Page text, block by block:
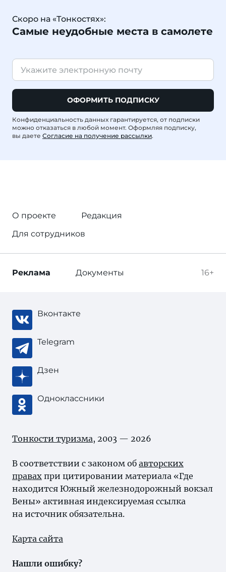
Скоро на «Тонкостях»:
Самые неудобные места в самолете
ОФОРМИТЬ ПОДПИСКУ
Конфиденциальность данных гарантируется, от подписки
можно отказаться в любой момент. Оформляя подписку,
вы даете Согласие на получение рассылки.
О проекте
Редакция
Для сотрудников
16+
Реклама Документы
Вконтакте
Telegram
Дзен
Одноклассники
Тонкости туризма, 2003 — 2026
В соответствии с законом об авторских
правах при цитировании материала «Где
находится Южный железнодорожный вокзал
Вены» активная индексируемая ссылка
на источник обязательна.
Карта сайта
Нашли ошибку?